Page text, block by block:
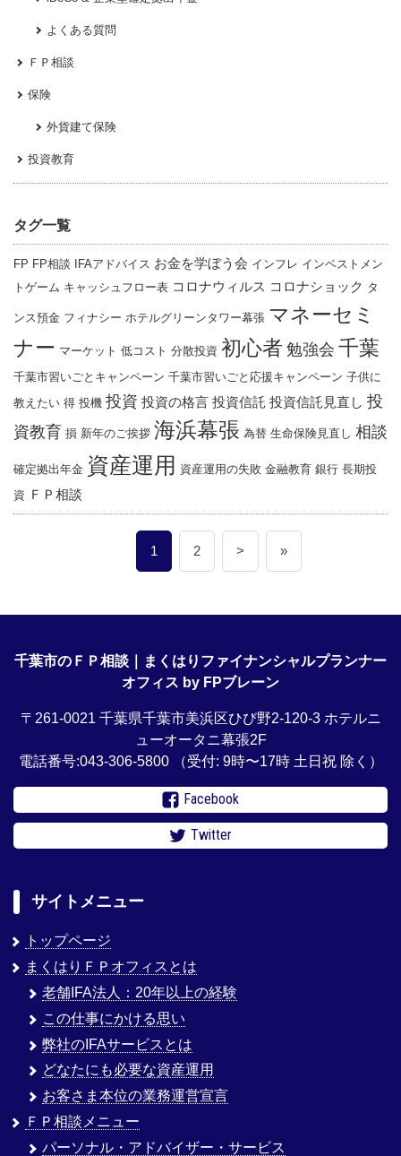
よくある質問
ＦＰ相談
保険
外貨建て保険
投資教育
タグ一覧
FP FP相談 IFAアドバイス お金を学ぼう会 インフレ インベストメン
トゲーム キャッシュフロー表 コロナウィルス コロナショック タ
ンス預金 フィナシー ホテルグリーンタワー幕張 マネーセミ
ナー マーケット 低コスト 分散投資 初心者 勉強会 千葉
千葉市習いごとキャンペーン 千葉市習いごと応援キャンペーン 子供に
教えたい 得 投機 投資 投資の格言 投資信託 投資信託見直し 投
資教育 損 新年のご挨拶 海浜幕張 為替 生命保険見直し 相談
確定拠出年金 資産運用 資産運用の失敗 金融教育 銀行 長期投
資 ＦＰ相談
1 2 > »
千葉市のＦＰ相談｜まくはりファイナンシャルプランナー
オフィス by FPブレーン
〒261-0021 千葉県千葉市美浜区ひび野2-120-3 ホテルニ
ューオータニ幕張2F
電話番号:043-306-5800
（受付: 9時〜17時 土日祝 除く）
Facebook
Twitter
サイトメニュー
トップページ
まくはりＦＰオフィスとは
老舗IFA法人：20年以上の経験
この仕事にかける思い
弊社のIFAサービスとは
どなたにも必要な資産運用
お客さま本位の業務運営宣言
ＦＰ相談メニュー
パーソナル・アドバイザー・サービス